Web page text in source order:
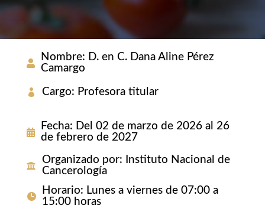
Nombre: D. en C. Dana Aline Pérez
Camargo
Cargo: Profesora titular
Fecha: Del 02 de marzo de 2026 al 26
de febrero de 2027
Organizado por:
Instituto Nacional de
Cancerología
Horario: Lunes a viernes de 07:00 a
15:00 horas